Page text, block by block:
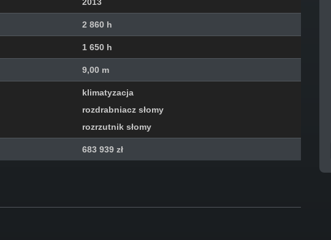
2 860 h
1 650 h
9,00 m
klimatyzacja
rozdrabniacz słomy
rozrzutnik słomy
683 939 zł